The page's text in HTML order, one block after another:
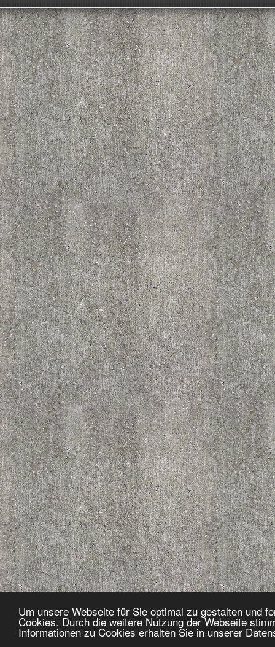
Um unsere Webseite für Sie optimal zu gestalten und
Cookies. Durch die weitere Nutzung der Webseite
Informationen zu Cookies erhalten Sie in unserer